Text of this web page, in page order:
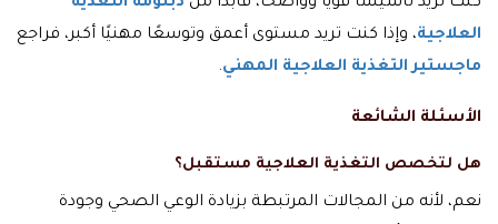
العلاجية، وإذا كنت تريد مستوى أعمق وتوسعًا مهنيًا أكبر، فراجع
ماجستير التغذية العلاجية المهني.
الأسئلة الشائعة
هل لتخصص التغذية العلاجية مستقبل؟
نعم، لأنه من المجالات المرتبطة بزيادة الوعي الصحي وجودة